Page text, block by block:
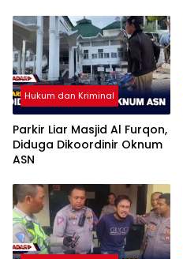
Hukum dan Kriminal
Parkir Liar Masjid Al Furqon,
Diduga Dikoordinir Oknum
ASN